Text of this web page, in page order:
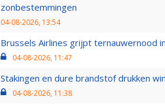
zonbestemmingen
04-08-2026, 13:54
Brussels Airlines grijpt ternauwernood
04-08-2026, 11:47
Stakingen en dure brandstof drukken
04-08-2026, 11:38